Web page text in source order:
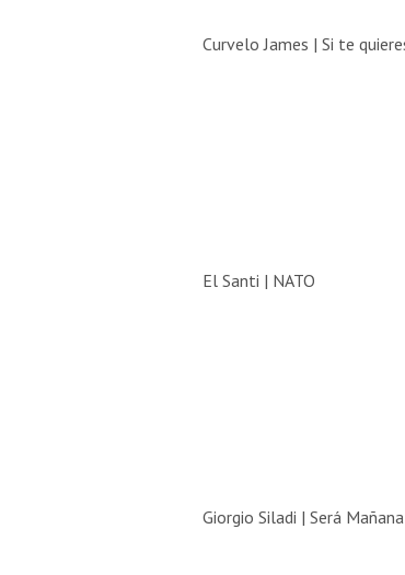
Curvelo James | Si te
El Santi | NATO
Giorgio Siladi | Será Mañana